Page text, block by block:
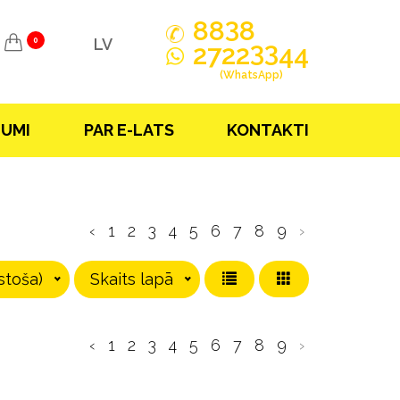
0 LV 8838
27223344
(WhatsApp)
PAR E-LATS KONTAKTI
‹ 1 2 3 4 5 6 7 8 9 ›
Skaits lapā
‹ 1 2 3 4 5 6 7 8 9 ›